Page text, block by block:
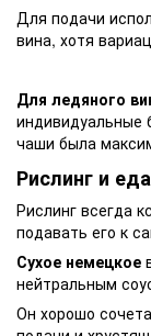
Для подачи
вина, хотя
Для ледяного
индивидуальные
чаши была
Рислинг и еда
Рислинг всегда
подавать его к
Сухое немецкое
нейтральным
Он хорошо